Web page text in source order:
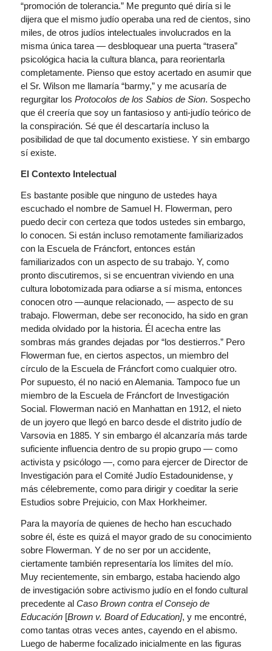
“promoción de tolerancia.” Me pregunto qué diría si le
dijera que el mismo judío operaba una red de cientos, sino
miles, de otros judíos intelectuales involucrados en la
misma única tarea — desbloquear una puerta “trasera”
psicológica hacia la cultura blanca, para reorientarla
completamente. Pienso que estoy acertado en asumir que
el Sr. Wilson me llamaría “barmy,” y me acusaría de
regurgitar los Protocolos de los Sabios de Sion. Sospecho
que él creería que soy un fantasioso y anti-judío teórico de
la conspiración. Sé que él descartaría incluso la
posibilidad de que tal documento existiese. Y sin embargo
sí existe.
El Contexto Intelectual
Es bastante posible que ninguno de ustedes haya
escuchado el nombre de Samuel H. Flowerman, pero
puedo decir con certeza que todos ustedes sin embargo,
lo conocen. Si están incluso remotamente familiarizados
con la Escuela de Fráncfort, entonces están
familiarizados con un aspecto de su trabajo. Y, como
pronto discutiremos, si se encuentran viviendo en una
cultura lobotomizada para odiarse a sí misma, entonces
conocen otro —aunque relacionado, — aspecto de su
trabajo. Flowerman, debe ser reconocido, ha sido en gran
medida olvidado por la historia. Él acecha entre las
sombras más grandes dejadas por “los destierros.” Pero
Flowerman fue, en ciertos aspectos, un miembro del
círculo de la Escuela de Fráncfort como cualquier otro.
Por supuesto, él no nació en Alemania. Tampoco fue un
miembro de la Escuela de Fráncfort de Investigación
Social. Flowerman nació en Manhattan en 1912, el nieto
de un joyero que llegó en barco desde el distrito judío de
Varsovia en 1885. Y sin embargo él alcanzaría más tarde
suficiente influencia dentro de su propio grupo — como
activista y psicólogo —, como para ejercer de Director de
Investigación para el Comité Judío Estadounidense, y
más célebremente, como para dirigir y coeditar la serie
Estudios sobre Prejuicio, con Max Horkheimer.
Para la mayoría de quienes de hecho han escuchado
sobre él, éste es quizá el mayor grado de su conocimiento
sobre Flowerman. Y de no ser por un accidente,
ciertamente también representaría los límites del mío.
Muy recientemente, sin embargo, estaba haciendo algo
de investigación sobre activismo judío en el fondo cultural
precedente al Caso Brown contra el Consejo de
Educación[Brown v. Board of Education], y me encontré,
como tantas otras veces antes, cayendo en el abismo.
Luego de haberme focalizado inicialmente en las figuras